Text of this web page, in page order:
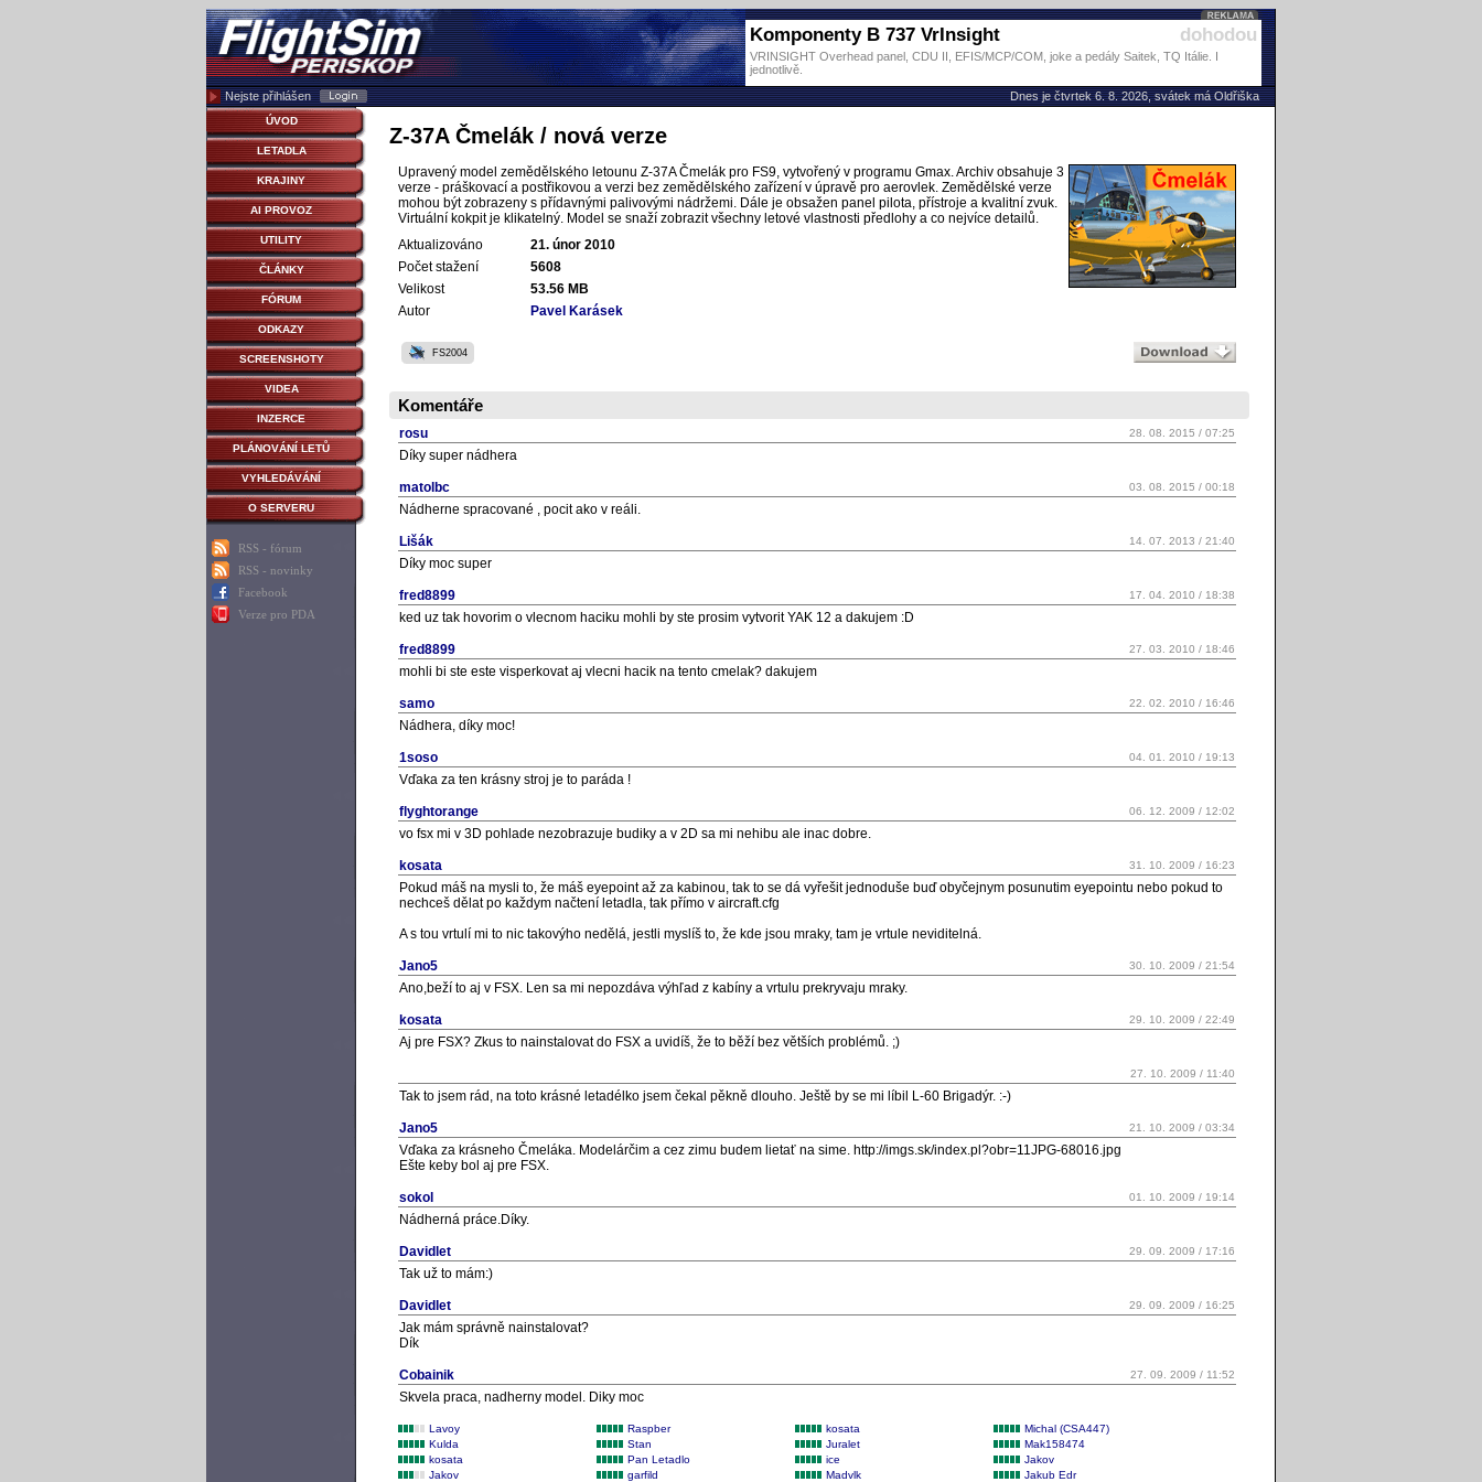
Komponenty B 737 VrInsight dohodou
VRINSIGHT Overhead panel, CDU II, EFIS/MCP/COM, joke a pedály Saitek, TQ Itálie. I
jednotlivě.
Nejste přihlášen
Dnes je čtvrtek 6. 8. 2026, svátek má Oldřiška
ÚVOD
LETADLA
KRAJINY
AI PROVOZ
UTILITY
ČLÁNKY
FÓRUM
ODKAZY
SCREENSHOTY
VIDEA
INZERCE
PLÁNOVÁNÍ LETŮ
VYHLEDÁVÁNÍ
O SERVERU
RSS - fórum
RSS - novinky
Facebook
Verze pro PDA
Z-37A Čmelák / nová verze
Upravený model zemědělského letounu Z-37A Čmelák pro FS9, vytvořený v programu Gmax. Archiv obsahuje 3
verze - práškovací a postřikovou a verzi bez zemědělského zařízení v úpravě pro aerovlek. Zemědělské verze
mohou být zobrazeny s přídavnými palivovými nádržemi. Dále je obsažen panel pilota, přístroje a kvalitní zvuk.
Virtuální kokpit je klikatelný. Model se snaží zobrazit všechny letové vlastnosti předlohy a co nejvíce detailů.
Aktualizováno
21. únor 2010
Počet stažení
5608
Velikost
53.56 MB
Autor
Pavel Karásek
FS2004
Komentáře
rosu 28. 08. 2015 / 07:25
Díky super nádhera
matolbc 03. 08. 2015 / 00:18
Nádherne spracované , pocit ako v reáli.
Lišák 14. 07. 2013 / 21:40
Díky moc super
fred8899 17. 04. 2010 / 18:38
ked uz tak hovorim o vlecnom haciku mohli by ste prosim vytvorit YAK 12 a dakujem :D
fred8899 27. 03. 2010 / 18:46
mohli bi ste este visperkovat aj vlecni hacik na tento cmelak? dakujem
samo 22. 02. 2010 / 16:46
Nádhera, díky moc!
1soso 04. 01. 2010 / 19:13
Vďaka za ten krásny stroj je to paráda !
flyghtorange 06. 12. 2009 / 12:02
vo fsx mi v 3D pohlade nezobrazuje budiky a v 2D sa mi nehibu ale inac dobre.
kosata 31. 10. 2009 / 16:23
Pokud máš na mysli to, že máš eyepoint až za kabinou, tak to se dá vyřešit jednoduše buď obyčejnym posunutim eyepointu nebo pokud to
nechceš dělat po každym načtení letadla, tak přímo v aircraft.cfg
A s tou vrtulí mi to nic takovýho nedělá, jestli myslíš to, že kde jsou mraky, tam je vrtule neviditelná.
Jano5 30. 10. 2009 / 21:54
Ano,beží to aj v FSX. Len sa mi nepozdáva výhľad z kabíny a vrtulu prekryvaju mraky.
kosata 29. 10. 2009 / 22:49
Aj pre FSX? Zkus to nainstalovat do FSX a uvidíš, že to běží bez větších problémů. ;)
27. 10. 2009 / 11:40
Tak to jsem rád, na toto krásné letadélko jsem čekal pěkně dlouho. Ještě by se mi líbil L-60 Brigadýr. :-)
Jano5 21. 10. 2009 / 03:34
Vďaka za krásneho Čmeláka. Modelárčim a cez zimu budem lietať na sime. http://imgs.sk/index.pl?obr=11JPG-68016.jpg
Ešte keby bol aj pre FSX.
sokol 01. 10. 2009 / 19:14
Nádherná práce.Díky.
Davidlet 29. 09. 2009 / 17:16
Tak už to mám:)
Davidlet 29. 09. 2009 / 16:25
Jak mám správně nainstalovat?
Dík
Cobainik 27. 09. 2009 / 11:52
Skvela praca, nadherny model. Diky moc
Lavoy Raspber kosata
Michal (CSA447)
Kulda
Stan Juralet
Mak158474
kosata
Pan Letadlo ice
Jakov
Jakov
garfild Madvlk Jakub Edr